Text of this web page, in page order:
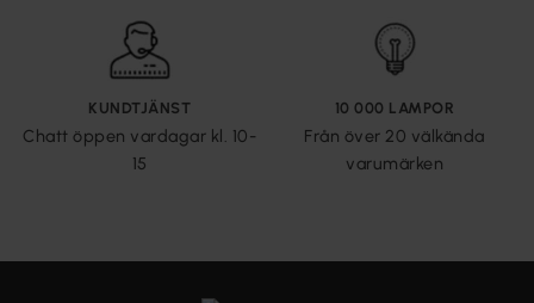
KUNDTJÄNST
Chatt öppen vardagar kl. 10-
15
10 000 LAMPOR
Från över 20 välkända
varumärken